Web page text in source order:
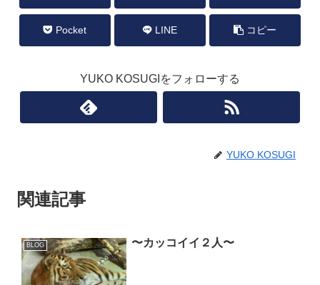
Pocket LINE コピー
YUKO KOSUGIをフォローする
YUKO KOSUGI
関連記事
BLOG 〜カッコイイ２人〜